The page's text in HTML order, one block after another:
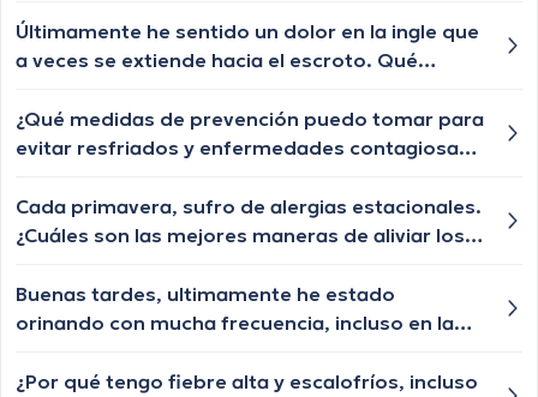
Últimamente he sentido un dolor en la ingle que
a veces se extiende hacia el escroto. Qué
aliviar el dolor?
¿Qué medidas de prevención puedo tomar para
evitar resfriados y enfermedades contagiosas
Cada primavera, sufro de alergias estacionales.
¿Cuáles son las mejores maneras de aliviar los
Buenas tardes, ultimamente he estado
orinando con mucha frecuencia, incluso en la
antes.
¿Por qué tengo fiebre alta y escalofríos, incluso